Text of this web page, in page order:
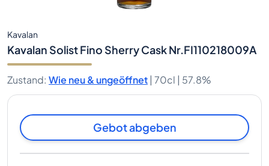
Kavalan
Kavalan Solist Fino Sherry Cask Nr.FI110218009A
Zustand: Wie neu & ungeöffnet | 70cl | 57.8%
Gebot abgeben